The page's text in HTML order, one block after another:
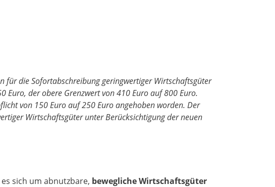
für die Sofortabschreibung geringwertiger Wirtschaftsgüter
Euro, der obere Grenzwert von 410 Euro auf 800 Euro.
von 150 Euro auf 250 Euro angehoben worden. Der
Wirtschaftsgüter unter Berücksichtigung der neuen
sich um abnutzbare, bewegliche Wirtschaftsgüter